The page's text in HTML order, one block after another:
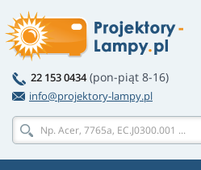
22 153 0434 (pon-piąt 8-16)
info@projektory-lampy.pl